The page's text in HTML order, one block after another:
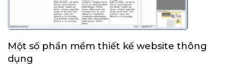
Một số phần mềm thiết kế website thông
dụng